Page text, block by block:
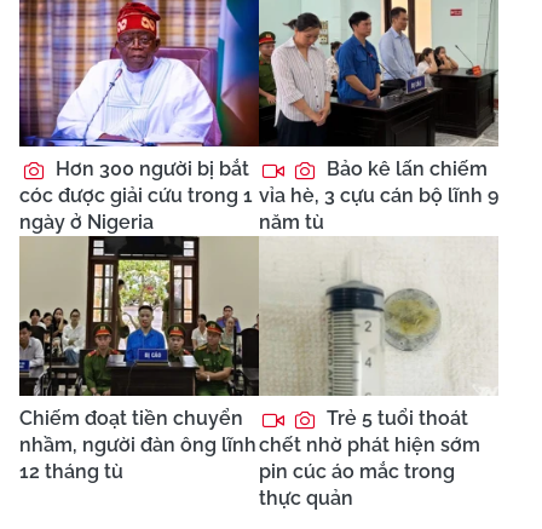
Hơn 300 người bị bắt
cóc được giải cứu trong 1
ngày ở Nigeria
Bảo kê lấn chiếm
vỉa hè, 3 cựu cán bộ lĩnh 9
năm tù
Chiếm đoạt tiền chuyển
nhầm, người đàn ông lĩnh
12 tháng tù
Trẻ 5 tuổi thoát
chết nhờ phát hiện sớm
pin cúc áo mắc trong
thực quản